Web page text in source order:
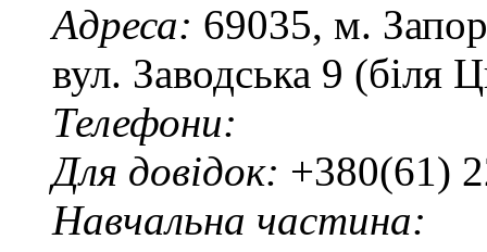
Адреса: 69035, м.
вул. Заводська 9 (біля
Телефони:
Для довідок: +380(61)
Навчальна частина: